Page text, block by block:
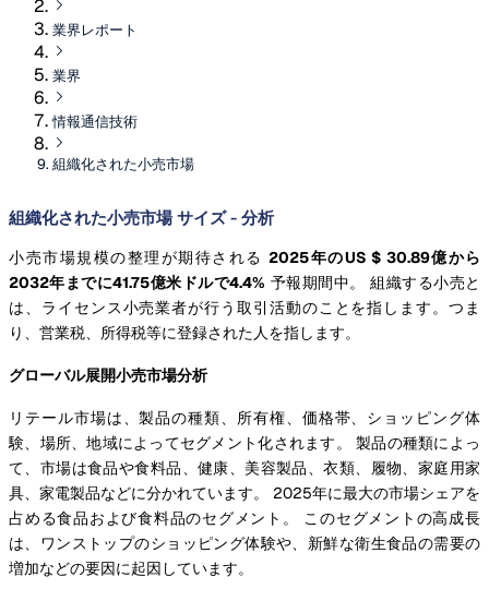
業界レポート
業界
情報通信技術
組織化された小売市場
組織化された小売市場 サイズ - 分析
小売市場規模の整理が期待される 2025年のUS $ 30.89億から
2032年までに41.75億米ドルで4.4% 予報期間中。 組織する小売と
は、ライセンス小売業者が行う取引活動のことを指します。つま
り、営業税、所得税等に登録された人を指します。
グローバル展開小売市場分析
リテール市場は、製品の種類、所有権、価格帯、ショッピング体
験、場所、地域によってセグメント化されます。 製品の種類によっ
て、市場は食品や食料品、健康、美容製品、衣類、履物、家庭用家
具、家電製品などに分かれています。 2025年に最大の市場シェアを
占める食品および食料品のセグメント。 このセグメントの高成長
は、ワンストップのショッピング体験や、新鮮な衛生食品の需要の
増加などの要因に起因しています。